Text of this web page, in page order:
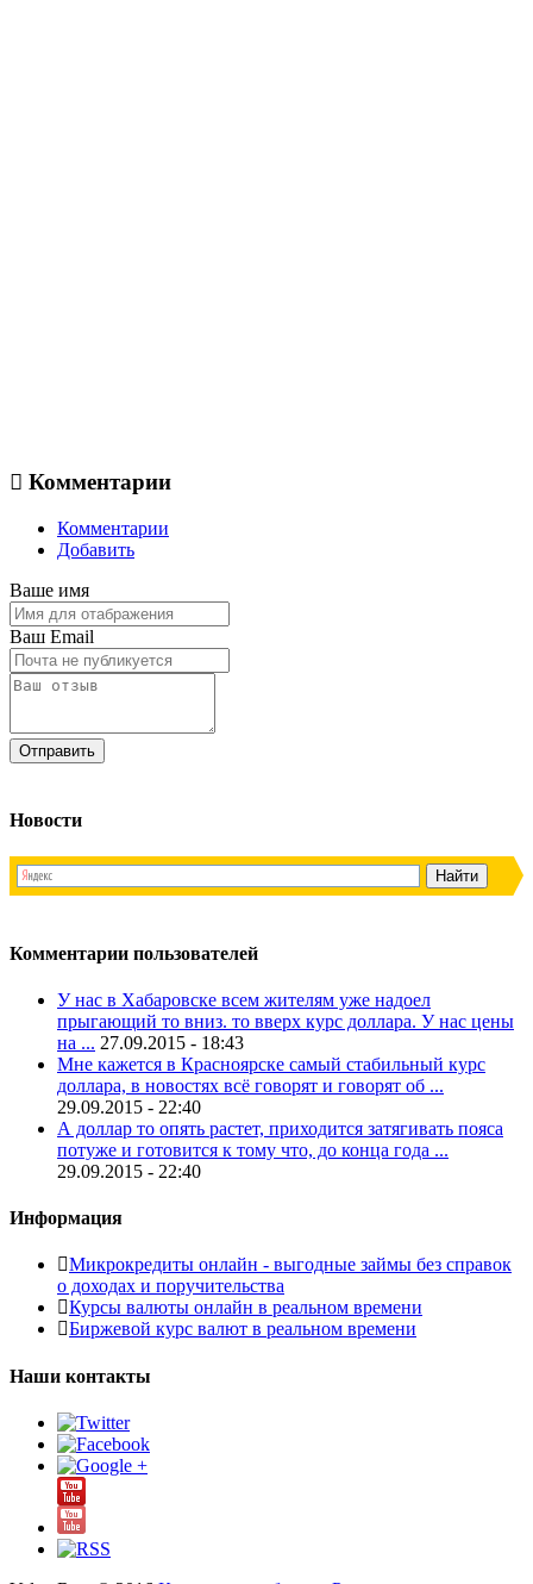
Комментарии
Комментарии
Добавить
Ваше имя
Ваш Email
Новости
Комментарии пользователей
У нас в Хабаровске всем жителям уже надоел
прыгающий то вниз. то вверх курс доллара. У нас цены
на ... 27.09.2015 - 18:43
Мне кажется в Красноярске самый стабильный курс
доллара, в новостях всё говорят и говорят об ...
29.09.2015 - 22:40
А доллар то опять растет, приходится затягивать пояса
потуже и готовится к тому что, до конца года ...
29.09.2015 - 22:40
Информация
Микрокредиты онлайн - выгодные займы без справок
о доходах и поручительства
Курсы валюты онлайн в реальном времени
Биржевой курс валют в реальном времени
Наши контакты